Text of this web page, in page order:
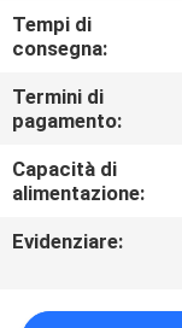
RICHIEDA
CITAZIONE
MAPPA
DEL
Tempi di
consegna:
Termini di
pagamento:
Capacità di
alimentazione:
Evidenziare: